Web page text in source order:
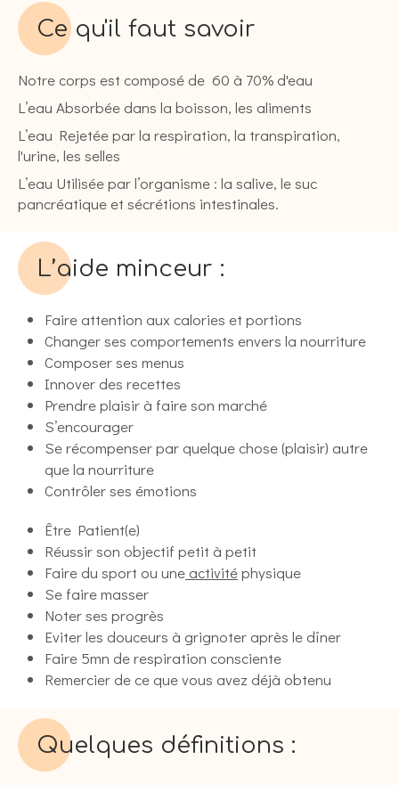
Ce qu'il faut savoir
Notre corps est composé de 60 à 70% d'eau
L’eau Absorbée dans la boisson, les aliments
L’eau Rejetée par la respiration, la transpiration,
l'urine, les selles
L’eau Utilisée par l’organisme : la salive, le suc
pancréatique et sécrétions intestinales.
L’aide minceur :
Faire attention aux calories et portions
Changer ses comportements envers la nourriture
Composer ses menus
Innover des recettes
Prendre plaisir à faire son marché
S’encourager
Se récompenser par quelque chose (plaisir) autre
que la nourriture
Contrôler ses émotions
Être Patient(e)
Réussir son objectif petit à petit
Faire du sport ou une activitéphysique
Se faire masser
Noter ses progrès
Eviter les douceurs à grignoter après le dîner
Faire 5mn de respiration consciente
Remercier de ce que vous avez déjà obtenu
Quelques définitions :